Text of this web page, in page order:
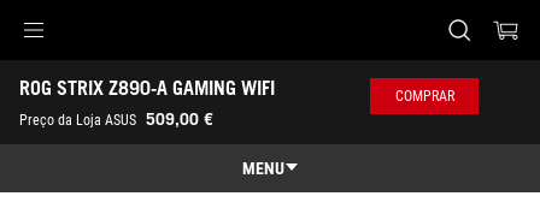
Accessibility links
Skip to content
Accessibility Help
Skip to Menu
Rodapé ASUS
ROG STRIX Z890-A GAMING WIFI
-
Galeria
Preço da Loja ASUS 509,00 €
COMPRAR
MENU